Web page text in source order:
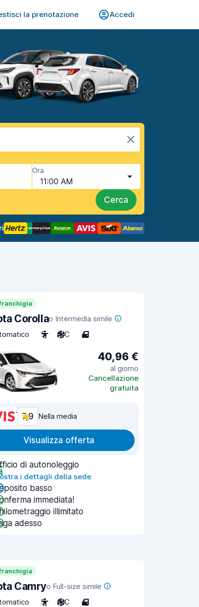
la prenotazione Accedi
Ora
11:00 AM
Cerca
Corollao Intermedia simile
5 A/C 4
40,96 €
al giorno
Cancellazione
gratuita
7,9 Nella media
Visualizza offerta
di autonoleggio
i dettagli della sede
basso
immediata!
illimitato
adesso
Camryo Full-size simile
5 A/C 4